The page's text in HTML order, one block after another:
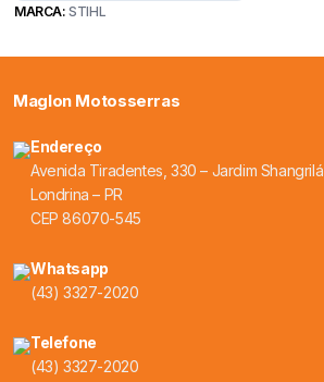
MARCA:STIHL
Maglon Motosserras
Endereço
Avenida Tiradentes, 330 – Jardim Shangrilá
Londrina – PR
CEP 86070-545
Whatsapp
(43) 3327-2020
Telefone
(43) 3327-2020